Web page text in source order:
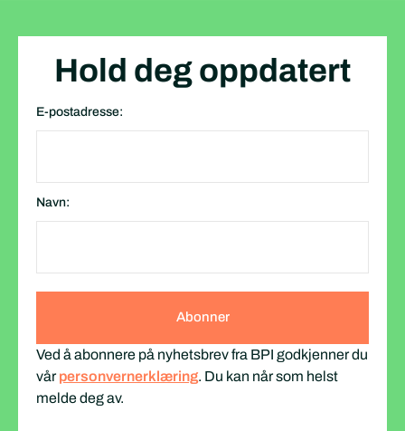
Hold deg oppdatert
E-postadresse:
Navn:
Ved å abonnere på nyhetsbrev fra BPI godkjenner du
vårpersonvernerklæring. Du kan når som helst
melde deg av.